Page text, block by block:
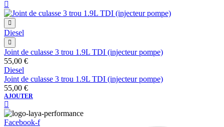
Diesel
Joint de culasse 3 trou 1.9L TDI (injecteur pompe)
55,00 €
Diesel
Joint de culasse 3 trou 1.9L TDI (injecteur pompe)
55,00 €
AJOUTER
Facebook-f